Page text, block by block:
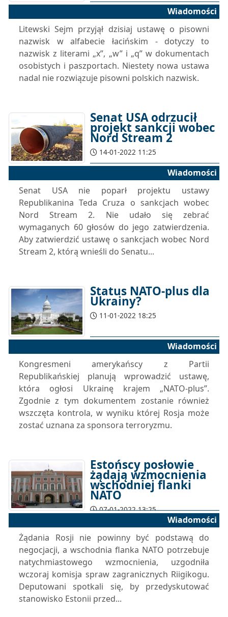
Wiadomości
Litewski Sejm przyjął dzisiaj ustawę o pisowni
nazwisk w alfabecie łacińskim - dotyczy to
nazwisk z literami „x”, „w” i „q” w dokumentach
osobistych i paszportach. Niestety nowa ustawa
nadal nie rozwiązuje pisowni polskich nazwisk.
Senat USA odrzucił
projekt sankcji wobec
Nord Stream 2
14-01-2022 11:25
Wiadomości
Senat USA nie poparł projektu ustawy
Republikanina Teda Cruza o sankcjach wobec
Nord Stream 2. Nie udało się zebrać
wymaganych 60 głosów do jego zatwierdzenia.
Aby zatwierdzić ustawę o sankcjach wobec Nord
Stream 2, którą wnieśli do Senatu...
Status NATO-plus dla
Ukrainy?
11-01-2022 18:25
Wiadomości
Kongresmeni amerykańscy z Partii
Republikańskiej planują wprowadzić ustawę,
która ogłosi Ukrainę krajem „NATO-plus”.
Zgodnie z tym dokumentem zostanie również
wszczęta kontrola, w wyniku której Rosja może
zostać uznana za sponsora terroryzmu.
Estońscy posłowie
żądają wzmocnienia
wschodniej flanki
NATO
07-01-2022 13:25
Wiadomości
Żądania Rosji nie powinny być podstawą do
negocjacji, a wschodnia flanka NATO potrzebuje
natychmiastowego wzmocnienia, uzgodniła
wczoraj komisja spraw zagranicznych Riigikogu.
Deputowani spotkali się, by przedyskutować
stanowisko Estonii przed...